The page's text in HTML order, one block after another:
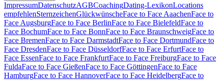
ImpressumDatenschutzAGBCoachingDating-LexikonLocations
empfehlenSternzeichenGlückwünscheFace to Face AaachenFace to
Face AugsburgFace to Face BerlinFace to Face BielefeldFace to
Face BochumFace to Face BonnFace to Face BraunschweigFace to
Face BremenFace to Face DarmstadtFace to Face DortmundFace to
Face DresdenFace to Face DüsseldorfFace to Face ErfurtFace to
Face EssenFace to Face FrankfurtFace to Face FreiburgFace to Face
FuldaFace to Face GießenFace to Face GöttingenFace to Face
HamburgFace to Face HannoverFace to Face HeidelbergFace to